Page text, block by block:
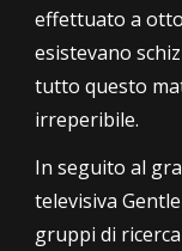
effettuato a
esistevano
tuttoquesto
irreperibile.
In seguito al
televisiva
gruppi di